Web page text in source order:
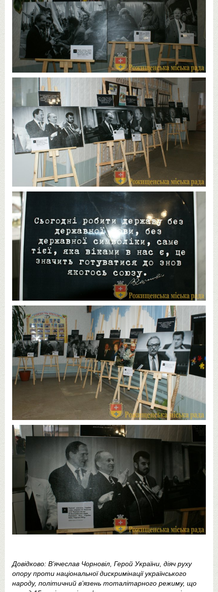
Довідково: В’ячеслав Чорновіл, Герой України, діяч руху
опору проти національної дискримінації українського
народу, політичний в’язень тоталітарного режиму, що